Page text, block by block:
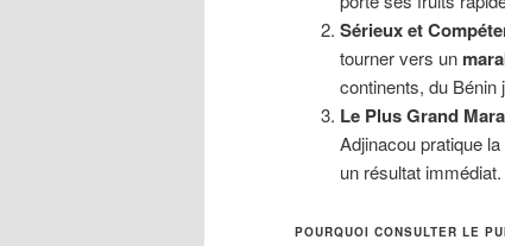
Sérieux et
tourner vers un
continents, du Bénin
Le Plus Grand
Adjinacou pratique la
un résultat immédiat.
POURQUOI CONSULTER LE